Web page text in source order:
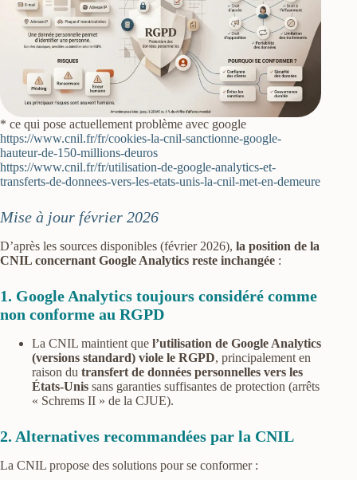
* ce qui pose actuellement problème avec google
https://www.cnil.fr/fr/cookies-la-cnil-sanctionne-google-
hauteur-de-150-millions-deuros
https://www.cnil.fr/fr/utilisation-de-google-analytics-et-
transferts-de-donnees-vers-les-etats-unis-la-cnil-met-en-demeure
Mise à jour février 2026
D’après les sources disponibles (février 2026), la position de la
CNIL concernant Google Analytics reste inchangée :
1. Google Analytics toujours considéré comme
non conforme au RGPD
La CNIL maintient que l’utilisation de Google Analytics
(versions standard) viole le RGPD, principalement en
raison du transfert de données personnelles vers les
États-Unis sans garanties suffisantes de protection (arrêts
« Schrems II » de la CJUE).
2. Alternatives recommandées par la CNIL
La CNIL propose des solutions pour se conformer :